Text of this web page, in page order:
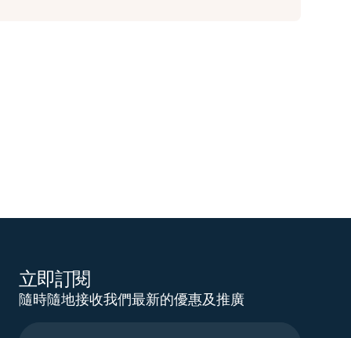
立即訂閱
隨時隨地接收我們最新的優惠及推廣